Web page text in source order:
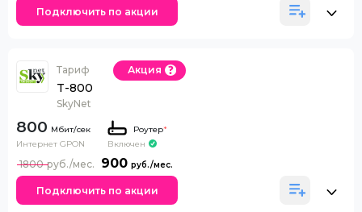
Подключить по акции
Тариф
T-800
SkyNet
Акция
800
Интернет GPON
Роутер*
Включен
900
1800
Подключить по акции